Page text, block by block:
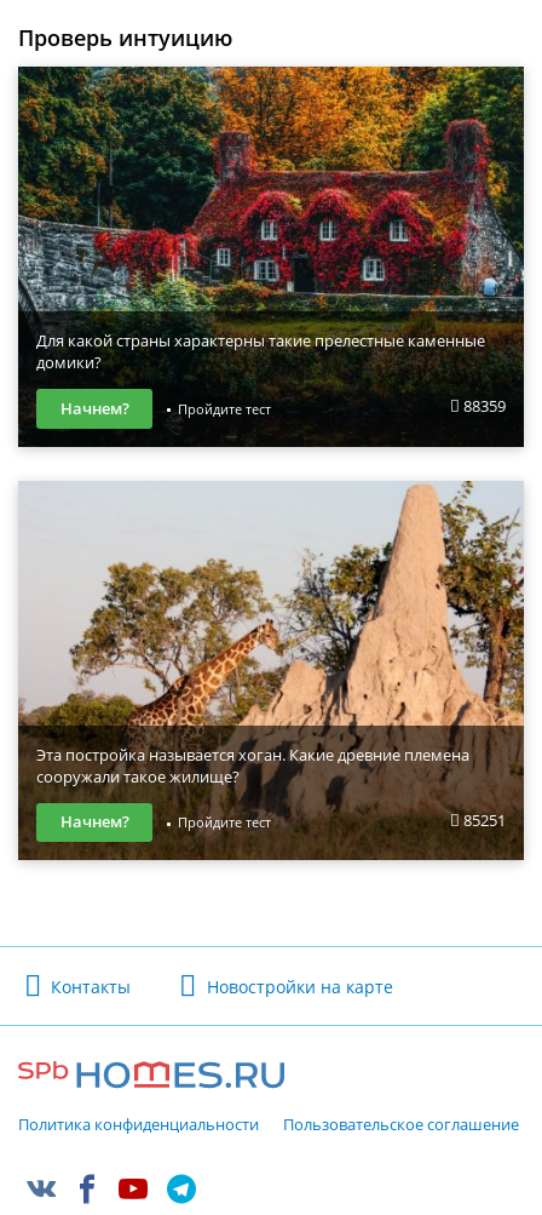
Проверь интуицию
Для какой страны характерны такие прелестные каменные
домики?
88359
Начнем? Пройдите тест
Эта постройка называется хоган. Какие древние племена
сооружали такое жилище?
85251
Начнем? Пройдите тест
Контакты Новостройки на карте
Политика конфиденциальности Пользовательское соглашение